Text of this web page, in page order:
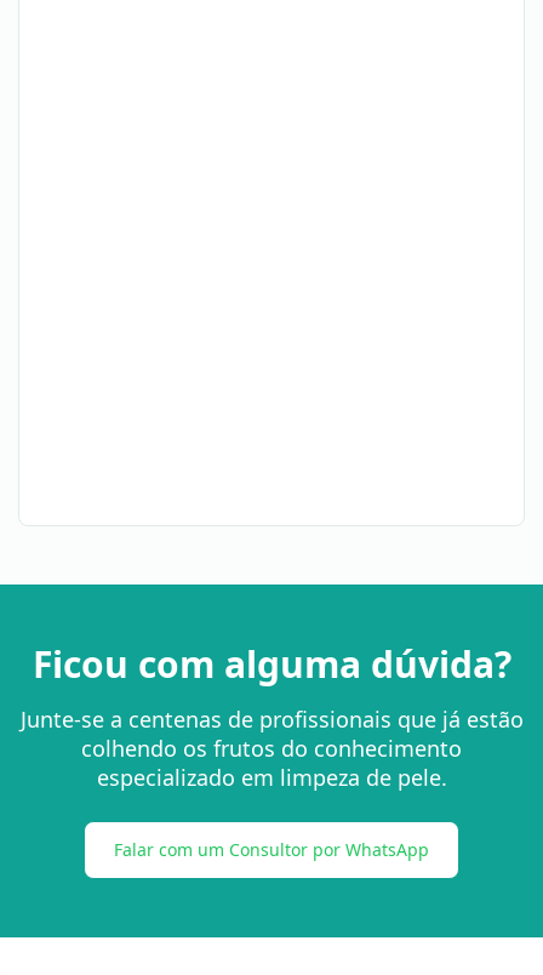
Ficou com alguma dúvida?
Junte-se a centenas de profissionais que já estão
colhendo os frutos do conhecimento
especializado em limpeza de pele.
Falar com um Consultor por WhatsApp